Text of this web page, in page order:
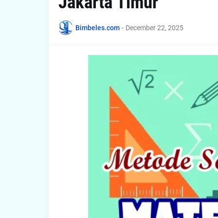
Bimbeles.com - December 22, 2025